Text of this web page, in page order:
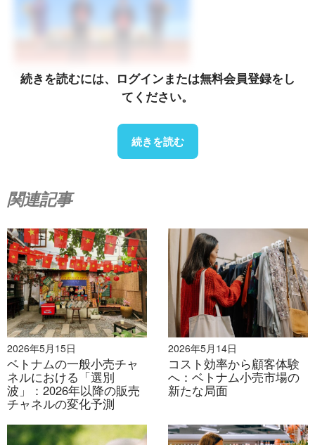
2026年8月3日
Floods, dams and water control: Japan-Vietnam
2026年7月31日
デジタル変革の文脈における労働市場
続きを読むには、ログインまたは無料会員登録をし
てください。
続きを読む
関連記事
2026年5月15日
ベトナムの一般小売チャ
ネルにおける「選別
波」：2026年以降の販売
チャネルの変化予測
2026年5月14日
コスト効率から顧客体験
へ：ベトナム小売市場の
新たな局面